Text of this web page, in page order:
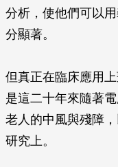
分析，使他們可以
分顯著。
但真正在臨床應用
是這二十年來隨著
老人的中風與殘障
研究上。